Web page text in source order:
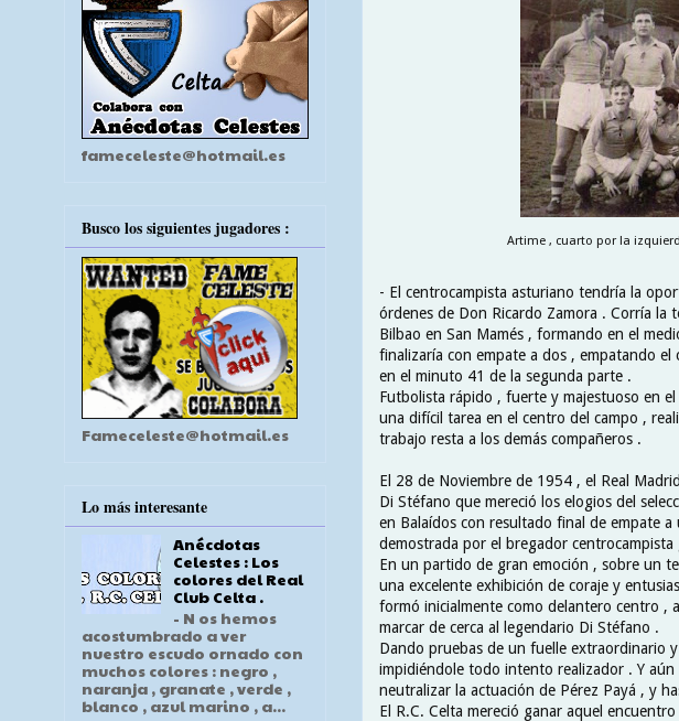
Artime , cuarto por la
- El centrocampista asturiano tendría la
órdenes de Don Ricardo Zamora . Corría la
Bilbao en San Mamés , formando en el
finalizaría con empate a dos , empatando
en el minuto 41 de la segunda parte .
Futbolista rápido , fuerte y majestuoso en
una difícil tarea en el centro del campo ,
trabajo resta a los demás compañeros .
El 28 de Noviembre de 1954 , el Real
Di Stéfano que mereció los elogios del
en Balaídos con resultado final de empate
demostrada por el bregador centrocampista
En un partido de gran emoción , sobre un
una excelente exhibición de coraje y
formó inicialmente como delantero centro ,
marcar de cerca al legendario Di Stéfano .
Dando pruebas de un fuelle extraordinario
impidiéndole todo intento realizador . Y
neutralizar la actuación de Pérez Payá , y
El R.C. Celta mereció ganar aquel
fameceleste@hotmail.es
Busco los siguientes jugadores :
Fameceleste@hotmail.es
Lo más interesante
Anécdotas
Celestes : Los
colores del Real
Club Celta .
- N os hemos
acostumbrado a ver
nuestro escudo ornado con
muchos colores : negro ,
naranja , granate , verde ,
blanco , azul marino , a...